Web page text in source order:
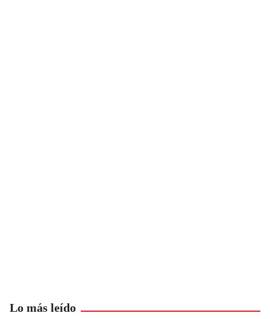
Lo más leído